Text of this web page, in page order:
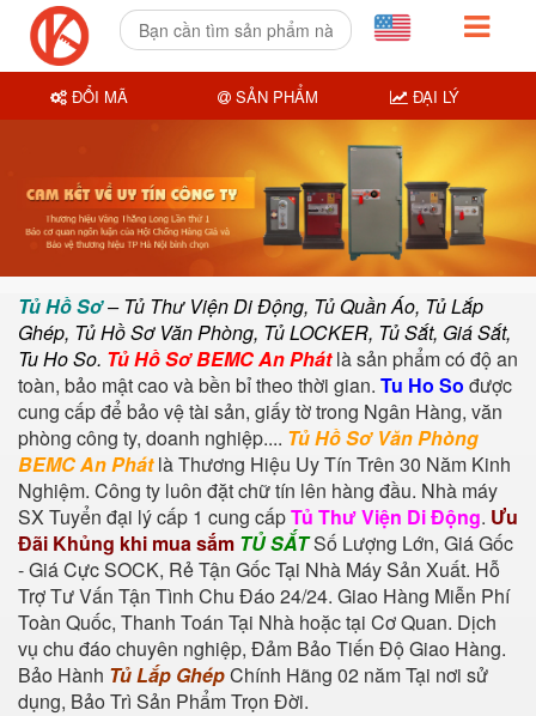
Tủ Hồ Sơ– Tủ Thư Viện Di Động, Tủ Quần Áo, Tủ Lắp
Ghép, Tủ Hồ Sơ Văn Phòng, Tủ LOCKER, Tủ Sắt, Giá Sắt,
Tu Ho So. Tủ Hồ Sơ BEMC An Phátlà sản phẩm có độ an
toàn, bảo mật cao và bền bỉ theo thời gian. Tu Ho So được
cung cấp để bảo vệ tài sản, giấy tờ trong Ngân Hàng, văn
phòng công ty, doanh nghiệp.... Tủ Hồ Sơ Văn Phòng
BEMC An Phátlà Thương Hiệu Uy Tín Trên 30 Năm Kinh
Nghiệm. Công ty luôn đặt chữ tín lên hàng đầu. Nhà máy
SX Tuyển đại lý cấp 1 cung cấpTủ Thư Viện Di Động. Ưu
Đãi Khủng khi mua sắm TỦ SẮTSố Lượng Lớn, Giá Gốc
- Giá Cực SOCK, Rẻ Tận Gốc Tại Nhà Máy Sản Xuất. Hỗ
Trợ Tư Vấn Tận Tình Chu Đáo 24/24. Giao Hàng Miễn Phí
Toàn Quốc, Thanh Toán Tại Nhà hoặc tại Cơ Quan. Dịch
vụ chu đáo chuyên nghiệp, Đảm Bảo Tiến Độ Giao Hàng.
Bảo Hành Tủ Lắp GhépChính Hãng 02 năm Tại nơi sử
dụng, Bảo Trì Sản Phẩm Trọn Đời.
ĐỔI MÃ SẢN PHẨM ĐẠI LÝ